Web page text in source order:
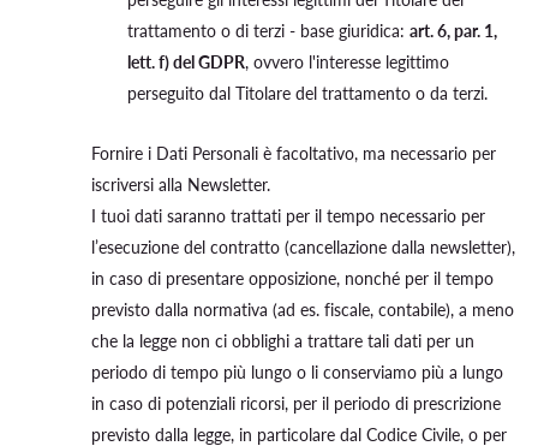
trattamento o di terzi - base giuridica: art. 6, par. 1,
lett. f) del GDPR, ovvero l'interesse legittimo
perseguito dal Titolare del trattamento o da terzi.
Fornire i Dati Personali è facoltativo, ma necessario per
iscriversi alla Newsletter.
I tuoi dati saranno trattati per il tempo necessario per
l’esecuzione del contratto (cancellazione dalla newsletter),
in caso di presentare opposizione, nonché per il tempo
previsto dalla normativa (ad es. fiscale, contabile), a meno
che la legge non ci obblighi a trattare tali dati per un
periodo di tempo più lungo o li conserviamo più a lungo
in caso di potenziali ricorsi, per il periodo di prescrizione
previsto dalla legge, in particolare dal Codice Civile, o per